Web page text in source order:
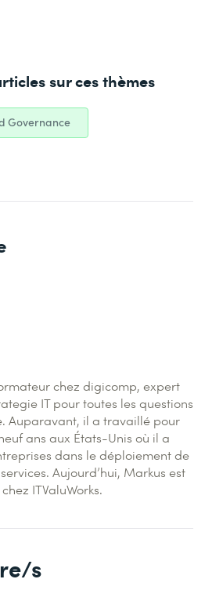
sur ces thèmes
Governance
chez digicomp, expert
IT pour toutes les questions
Auparavant, il a travaillé pour
ans aux États-Unis où il a
dans le déploiement de
Aujourd’hui, Markus est
ITValuWorks.
s